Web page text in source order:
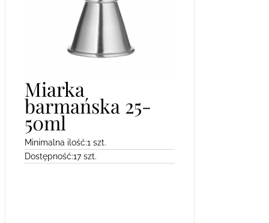
Miarka
barmańska 25-
50ml
Minimalna ilość:1 szt.
Dostępność:17 szt.